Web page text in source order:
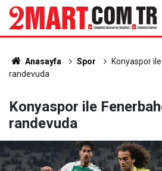
Anasayfa Spor
Konyaspor
randevuda
Konyaspor ile
randevuda